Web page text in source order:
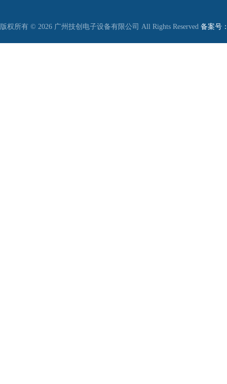
版权所有 © 2026 广州技创电子设备有限公司 All Rights Reserved 备案号